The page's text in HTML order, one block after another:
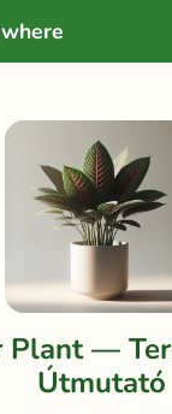
Plant —
Útmutató